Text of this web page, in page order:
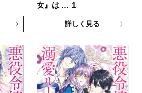
女』は … 1
詳しく見る